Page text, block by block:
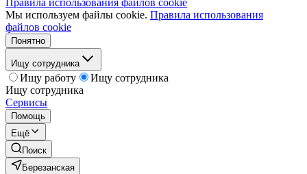
Правила использования файлов cookie
Мы используем файлы cookie. Правила использования
файлов cookie
Понятно
Ищу сотрудника
Ищу работу
Ищу сотрудника
Ищу сотрудника
Сервисы
Помощь
Ещё
Поиск
Березанская